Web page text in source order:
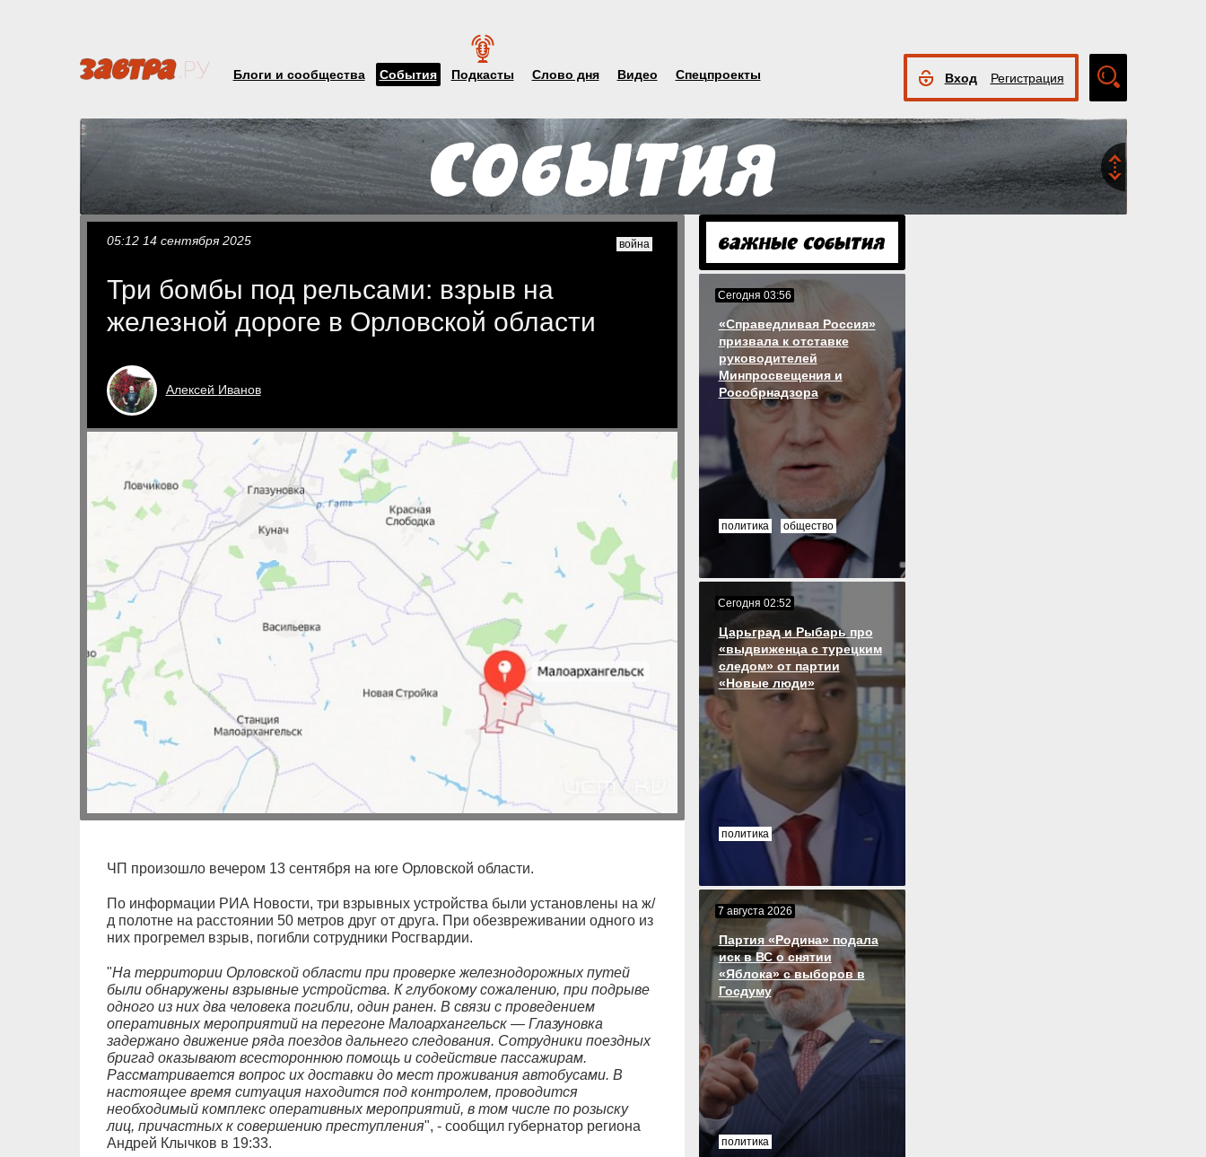
Блоги и сообщества События Подкасты Слово дня Видео Спецпроекты Вход Регистрация
поиск
05:12 14 сентября 2025 война
Три бомбы под рельсами: взрыв на
железной дороге в Орловской области
Алексей Иванов
ЧП произошло вечером 13 сентября на юге Орловской области.
По информации РИА Новости, три взрывных устройства были установлены на ж/
д полотне на расстоянии 50 метров друг от друга. При обезвреживании одного из
них прогремел взрыв, погибли сотрудники Росгвардии.
"На территории Орловской области при проверке железнодорожных путей
были обнаружены взрывные устройства. К глубокому сожалению, при подрыве
одного из них два человека погибли, один ранен. В связи с проведением
оперативных мероприятий на перегоне Малоархангельск — Глазуновка
задержано движение ряда поездов дальнего следования. Сотрудники поездных
бригад оказывают всестороннюю помощь и содействие пассажирам.
Рассматривается вопрос их доставки до мест проживания автобусами. В
настоящее время ситуация находится под контролем, проводится
необходимый комплекс оперативных мероприятий, в том числе по розыску
лиц, причастных к совершению преступления", - сообщил губернатор региона
Андрей Клычков в 19:33.
Сегодня 03:56
«Справедливая Россия»
призвала к отставке
руководителей
Минпросвещения и
Рособрнадзора
политика общество
Сегодня 02:52
Царьград и Рыбарь про
«выдвиженца с турецким
следом» от партии
«Новые люди»
политика
7 августа 2026
Партия «Родина» подала
иск в ВС о снятии
«Яблока» с выборов в
Госдуму
политика